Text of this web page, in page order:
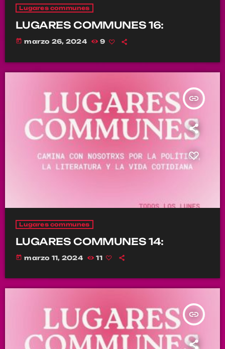
Lugares communes
LUGARES COMMUNES 16:
today marzo 26, 2024 9
insert_link
Lugares communes
LUGARES COMMUNES 14:
today marzo 11, 2024 11
insert_link